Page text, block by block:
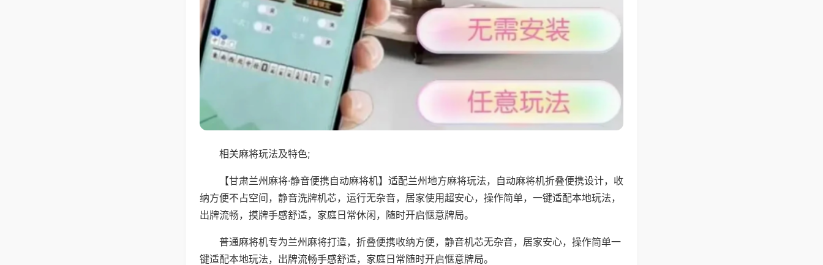
相关麻将玩法及特色;
【甘肃兰州麻将·静音便携自动麻将机】适配兰州地方麻将玩法，自动麻将机折叠便携设计，收
纳方便不占空间，静音洗牌机芯，运行无杂音，居家使用超安心，操作简单，一键适配本地玩法，
出牌流畅，摸牌手感舒适，家庭日常休闲，随时开启惬意牌局。
普通麻将机专为兰州麻将打造，折叠便携收纳方便，静音机芯无杂音，居家安心，操作简单一
键适配本地玩法，出牌流畅手感舒适，家庭日常随时开启惬意牌局。